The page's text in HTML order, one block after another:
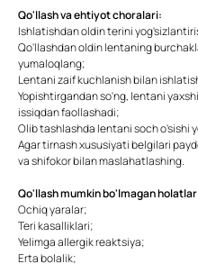
Qo'llash va ehtiyot choralari:
Ishlatishdan oldin terini
Qo'llashdan oldin lentaning
yumaloqlang;
Lentani zaif kuchlanish bilan
Yopishtirgandan so'ng, lentani
issiqdan faollashadi;
Olib tashlashda lentani soch o'sishi
Agar tirnash xususiyati belgilari
va shifokor bilan maslahatlashing.
Qo'llash mumkin bo'lmagan
Ochiq yaralar;
Teri kasalliklari;
Yelimga allergik reaktsiya;
Erta bolalik;